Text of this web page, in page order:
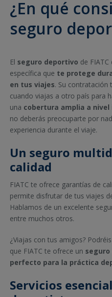
¿En qué
seguro
El seguro deportivo de
específica que te protege
en tus viajes. Su contratación
cuando viajas a otro país para
una cobertura amplia a
no deberás preocuparte por
experiencia durante el viaje.
Un seguro
calidad
FIATC te ofrece garantías de
permite disfrutar de tus viajes
Hablamos de un excelente
entre muchos otros.
¿Viajas con tus amigos?
que FIATC te ofrece un
perfecto para la práctica
Servicios